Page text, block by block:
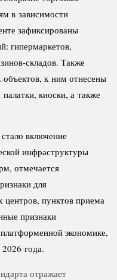
в зависимости
зафиксированы
гипермаркетов,
складов. Также
к ним отнесены
киоски, а также
включение
инфраструктуры
отмечается
для
центров, пунктов приема
признаки
экономике,
года.
отражает